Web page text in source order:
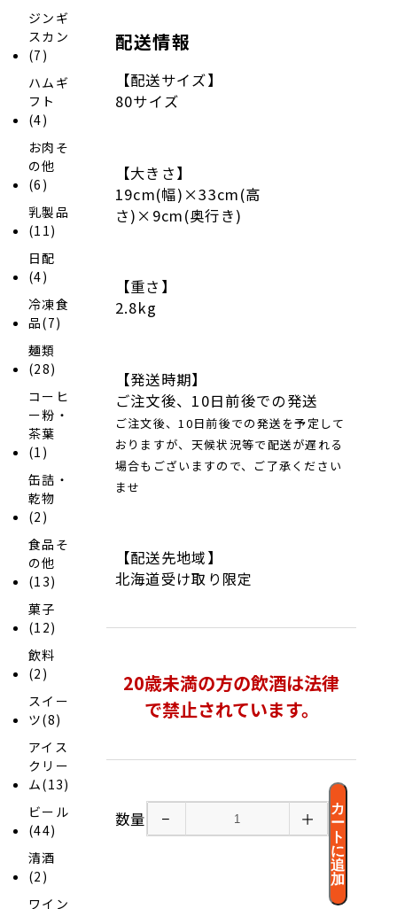
ジンギ
スカン
(7)
ハムギ
フト
(4)
お肉そ
の他
(6)
乳製品
(11)
日配
(4)
冷凍食
品(7)
麺類
(28)
コーヒ
ー粉・
茶葉
(1)
缶詰・
乾物
(2)
食品そ
の他
(13)
菓子
(12)
飲料
(2)
スイー
ツ(8)
アイス
クリー
ム(13)
ビール
(44)
清酒
(2)
ワイン
配送情報
【配送サイズ】
80サイズ
【大きさ】
19cm(幅)×33cm(高
さ)×9cm(奥行き)
【重さ】
2.8kg
【発送時期】
ご注文後、10日前後での発送
ご注文後、10日前後での発送を予定して
おりますが、天候状況等で配送が遅れる
場合もございますので、ご了承ください
ませ
【配送先地域】
北海道受け取り限定
20歳未満の方の飲酒は法律
で禁止されています。
数量 − ＋
カ
ー
ト
に
追
加